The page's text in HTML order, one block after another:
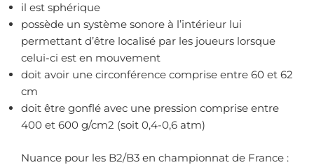
il est sphérique
possède un système sonore à l’intérieur lui
permettant d’être localisé par les joueurs lorsque
celui-ci est en mouvement
doit avoir une circonférence comprise entre 60 et 62
cm
doit être gonflé avec une pression comprise entre
400 et 600 g/cm2 (soit 0,4-0,6 atm)
Nuance pour les B2/B3 en championnat de France :